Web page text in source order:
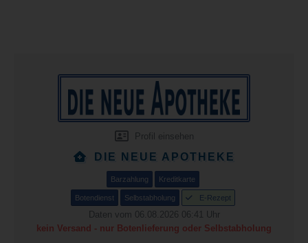
Profil einsehen
DIE NEUE APOTHEKE
Barzahlung Kreditkarte
Botendienst Selbstabholung E-Rezept
Daten vom 06.08.2026 06:41 Uhr
kein Versand - nur Botenlieferung oder Selbstabholung